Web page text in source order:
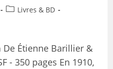
Livres & BD
De Étienne Barillier &
- 350 pages En 1910,